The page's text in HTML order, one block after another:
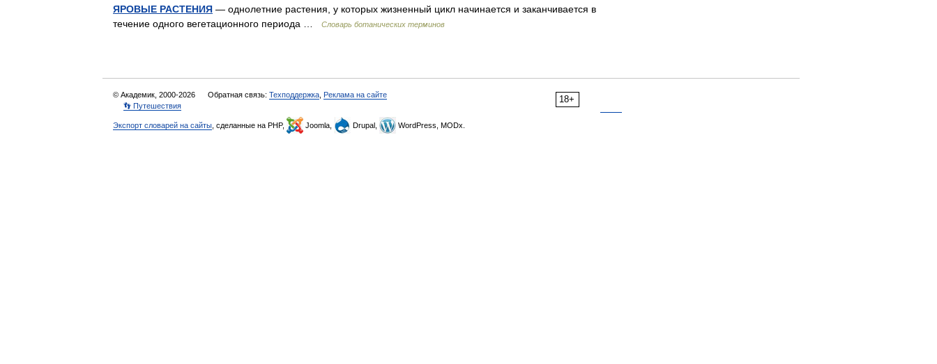
ЯРОВЫЕ РАСТЕНИЯ — однолетние растения, у которых жизненный цикл начинается и заканчивается в
течение одного вегетационного периода …
Словарь ботанических терминов
18+
© Академик, 2000-2026 Обратная связь: Техподдержка Реклама на сайте
👣 Путешествия
Экспорт словарей на сайты , сделанные на PHP, Joomla, Drupal, WordPress, MODx.